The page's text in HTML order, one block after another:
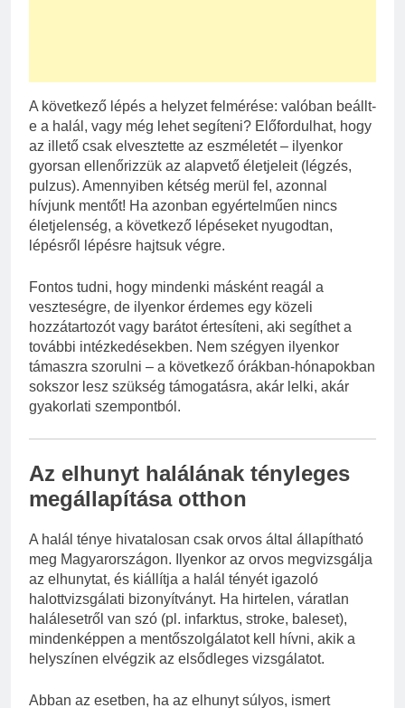
A következő lépés a helyzet felmérése: valóban beállt-
e a halál, vagy még lehet segíteni? Előfordulhat, hogy
az illető csak elvesztette az eszméletét – ilyenkor
gyorsan ellenőrizzük az alapvető életjeleit (légzés,
pulzus). Amennyiben kétség merül fel, azonnal
hívjunk mentőt! Ha azonban egyértelműen nincs
életjelenség, a következő lépéseket nyugodtan,
lépésről lépésre hajtsuk végre.
Fontos tudni, hogy mindenki másként reagál a
veszteségre, de ilyenkor érdemes egy közeli
hozzátartozót vagy barátot értesíteni, aki segíthet a
további intézkedésekben. Nem szégyen ilyenkor
támaszra szorulni – a következő órákban-hónapokban
sokszor lesz szükség támogatásra, akár lelki, akár
gyakorlati szempontból.
Az elhunyt halálának tényleges
megállapítása otthon
A halál ténye hivatalosan csak orvos által állapítható
meg Magyarországon. Ilyenkor az orvos megvizsgálja
az elhunytat, és kiállítja a halál tényét igazoló
halottvizsgálati bizonyítványt. Ha hirtelen, váratlan
halálesetről van szó (pl. infarktus, stroke, baleset),
mindenképpen a mentőszolgálatot kell hívni, akik a
helyszínen elvégzik az elsődleges vizsgálatot.
Abban az esetben, ha az elhunyt súlyos, ismert